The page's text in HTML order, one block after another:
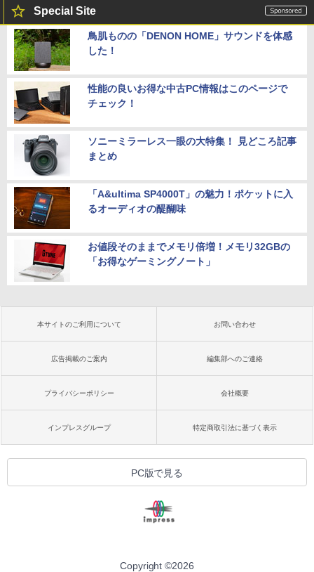
Special Site
鳥肌ものの「DENON HOME」サウンドを体感
した！
性能の良いお得な中古PC情報はこのページで
チェック！
ソニーミラーレス一眼の大特集！ 見どころ記事
まとめ
「A&ultima SP4000T」の魅力！ポケットに入
るオーディオの醍醐味
お値段そのままでメモリ倍増！メモリ32GBの
「お得なゲーミングノート」
本サイトのご利用について お問い合わせ
広告掲載のご案内 編集部へのご連絡
プライバシーポリシー 会社概要
インプレスグループ 特定商取引法に基づく表示
PC版で見る
Copyright ©2026